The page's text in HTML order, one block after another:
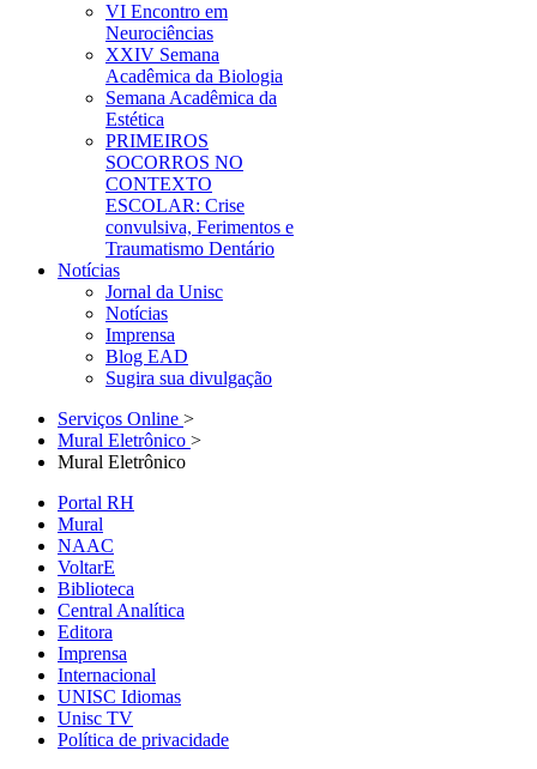
VI Encontro em
Neurociências
XXIV Semana
Acadêmica da Biologia
Semana Acadêmica da
Estética
PRIMEIROS
SOCORROS NO
CONTEXTO
ESCOLAR: Crise
convulsiva, Ferimentos e
Traumatismo Dentário
Notícias
Jornal da Unisc
Notícias
Imprensa
Blog EAD
Sugira sua divulgação
Serviços Online >
Mural Eletrônico >
Mural Eletrônico
Portal RH
Mural
NAAC
VoltarE
Biblioteca
Central Analítica
Editora
Imprensa
Internacional
UNISC Idiomas
Unisc TV
Política de privacidade